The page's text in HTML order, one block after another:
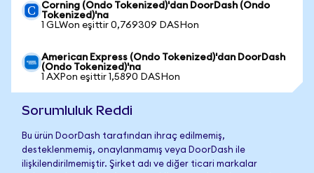
Corning (Ondo Tokenized)'dan DoorDash (Ondo
Tokenized)'na
1 GLWon eşittir 0,769309 DASHon
American Express (Ondo Tokenized)'dan DoorDash
(Ondo Tokenized)'na
1 AXPon eşittir 1,5890 DASHon
Sorumluluk Reddi
Bu ürün DoorDash tarafından ihraç edilmemiş,
desteklenmemiş, onaylanmamış veya DoorDash ile
ilişkilendirilmemiştir. Şirket adı ve diğer ticari markalar